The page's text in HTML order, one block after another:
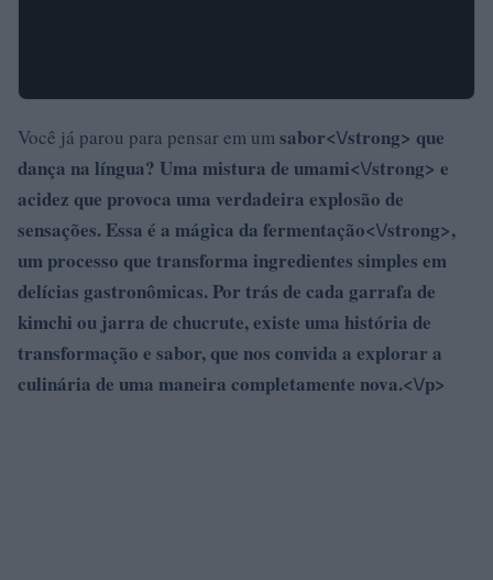
Você já parou para pensar em umsabor<\/strong> que
dança na língua? Uma mistura de umami<\/strong> e
acidez que provoca uma verdadeira explosão de
sensações. Essa é a mágica da fermentação<\/strong>,
um processo que transforma ingredientes simples em
delícias gastronômicas. Por trás de cada garrafa de
kimchi ou jarra de chucrute, existe uma história de
transformação e sabor, que nos convida a explorar a
culinária de uma maneira completamente nova.<\/p>